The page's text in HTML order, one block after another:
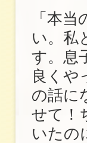
「本
い。私
す。息
良くや
の話に
せて！
いたの